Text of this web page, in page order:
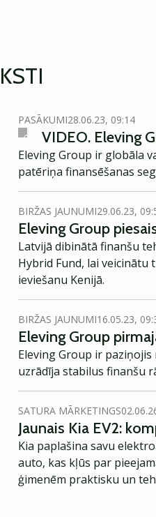
PASĀKUMI28.06.23, 09:14
VIDEO. Eleving
Eleving Group ir globāla
patēriņa finansēšanas
BIRŽAS JAUNUMI29.06.23,
Eleving Group
Latvijā dibinātā finanšu
Hybrid Fund, lai
ieviešanu Kenijā.
BIRŽAS JAUNUMI16.05.23,
Eleving Group
Eleving Group ir
uzrādīja stabilus finanšu
SATURA MĀRKETINGS
Jaunais Kia EV2:
Kia paplašina savu
auto, kas kļūs par
ģimenēm praktisku un